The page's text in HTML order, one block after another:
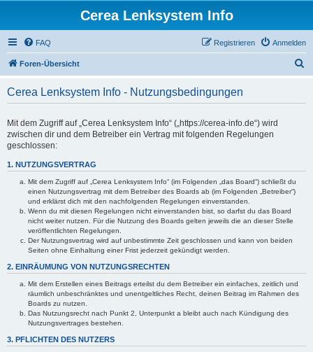
Cerea Lenksystem Info
FAQ Anmelden
Registrieren
Foren-Übersicht
Cerea Lenksystem Info - Nutzungsbedingungen
Mit dem Zugriff auf „Cerea Lenksystem Info“ („https://cerea-info.de“) wird
zwischen dir und dem Betreiber ein Vertrag mit folgenden Regelungen
geschlossen:
1. NUTZUNGSVERTRAG
Mit dem Zugriff auf „Cerea Lenksystem Info“ (im Folgenden „das Board“) schließt du
einen Nutzungsvertrag mit dem Betreiber des Boards ab (im Folgenden „Betreiber“)
und erklärst dich mit den nachfolgenden Regelungen einverstanden.
Wenn du mit diesen Regelungen nicht einverstanden bist, so darfst du das Board
nicht weiter nutzen. Für die Nutzung des Boards gelten jeweils die an dieser Stelle
veröffentlichten Regelungen.
Der Nutzungsvertrag wird auf unbestimmte Zeit geschlossen und kann von beiden
Seiten ohne Einhaltung einer Frist jederzeit gekündigt werden.
2. EINRÄUMUNG VON NUTZUNGSRECHTEN
Mit dem Erstellen eines Beitrags erteilst du dem Betreiber ein einfaches, zeitlich und
räumlich unbeschränktes und unentgeltliches Recht, deinen Beitrag im Rahmen des
Boards zu nutzen.
Das Nutzungsrecht nach Punkt 2, Unterpunkt a bleibt auch nach Kündigung des
Nutzungsvertrages bestehen.
3. PFLICHTEN DES NUTZERS